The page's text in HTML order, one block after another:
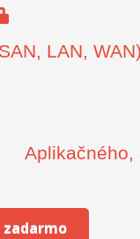
LAN, WAN)
Aplikačného,